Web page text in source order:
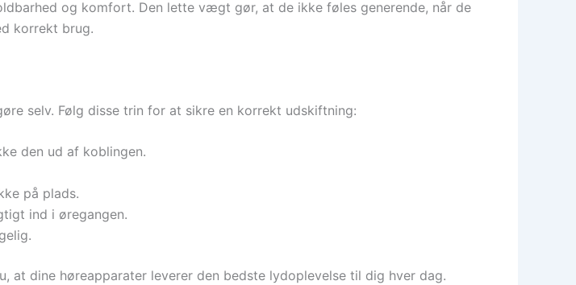
og komfort. Den lette vægt gør, at de ikke føles generende, når de
korrekt brug.
selv. Følg disse trin for at sikre en korrekt udskiftning:
den ud af koblingen.
på plads.
ind i øregangen.
at dine høreapparater leverer den bedste lydoplevelse til dig hver dag.